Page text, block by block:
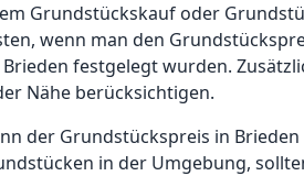
Grundstückskauf oder
wenn man den
festgelegt wurden.
Nähe berücksichtigen.
der Grundstückspreis in
in der Umgebung,